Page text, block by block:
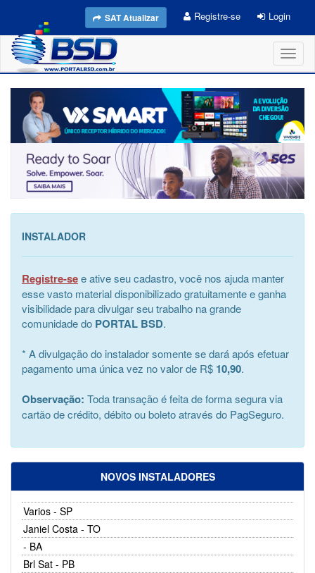
SAT Atualizar Registre-se Login
INSTALADOR
Registre-see ative seu cadastro, você nos ajuda manter
esse vasto material disponibilizado gratuitamente e ganha
visibilidade para divulgar seu trabalho na grande
comunidade do PORTAL BSD.
* A divulgação do instalador somente se dará após efetuar
pagamento uma única vez no valor de R$ 10,90.
Observação: Toda transação é feita de forma segura via
cartão de crédito, débito ou boleto através do PagSeguro.
NOVOS INSTALADORES
Varios - SP
Janiel Costa - TO
- BA
Brl Sat - PB